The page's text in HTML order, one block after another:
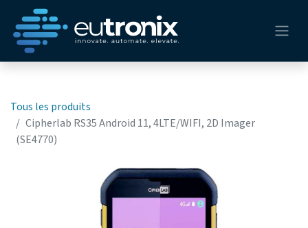
Tous les produits
Cipherlab RS35 Android 11, 4LTE/WIFI, 2D Imager
(SE4770)